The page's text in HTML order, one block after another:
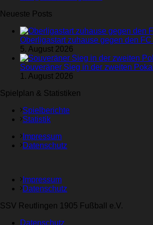
Neueste Posts
Oberligastart zuhause gegen den
5. August 2026
Souveräner Sieg in der zweiten
1. August 2026
Spielplan & Statistiken
Spielberichte
Statistik
Impressum
Datenschutz
Impressum
Datenschutz
SSV Reutlingen 1905 Fußball e.V.
Datenschutz